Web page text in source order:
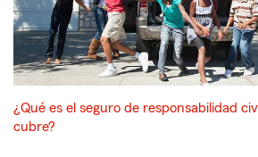
¿Qué es el seguro de responsabilidad
cubre?